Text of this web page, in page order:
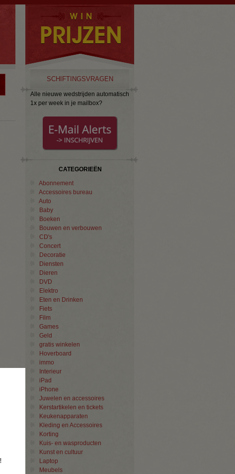
SCHIFTINGSVRAGEN
Alle nieuwe wedstrijden automatisch
1x per week in je mailbox?
CATEGORIEËN
Abonnement
Accessoires bureau
Auto
Baby
Boeken
Bouwen en verbouwen
CD's
Concert
Decoratie
Diensten
Dieren
DVD
Elektro
Eten en Drinken
Fiets
Film
Games
Geld
gratis winkelen
Hoverboard
immo
Interieur
iPad
iPhone
Juwelen en accessoires
Kerstartikelen en tickets
Keukenapparaten
Kleding en Accessoires
Korting
Kuis- en wasproducten
Kunst en cultuur
Laptop
Meubels